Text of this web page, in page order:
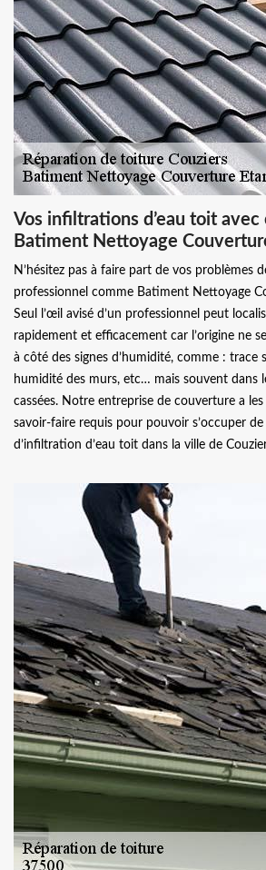
Vos infiltrations d’eau toit avec
Batiment Nettoyage
N’hésitez pas à faire part de vos problèmes
professionnel comme Batiment Nettoyage
Seul l’œil avisé d’un professionnel peut
rapidement et efficacement car l’origine ne
à côté des signes d’humidité, comme : trace
humidité des murs, etc… mais souvent dans
cassées. Notre entreprise de couverture a
savoir-faire requis pour pouvoir s’occuper
d’infiltration d’eau toit dans la ville de